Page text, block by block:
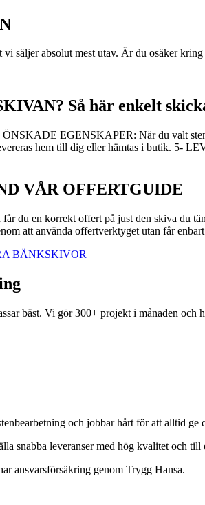
säljer absolut mest utav. Är du osäker
Så här enkelt
EGENSKAPER: När du valt
hem till dig eller hämtas i butik. 5-
VÅR OFFERTGUIDE
du en korrekt offert på just den skiva du
att använda offertverktyget utan får
BÄNKSKIVOR
bäst. Vi gör 300+ projekt i månaden
och jobbar hårt för att alltid
snabba leveranser med hög kvalitet och till
ansvarsförsäkring genom Trygg Hansa.